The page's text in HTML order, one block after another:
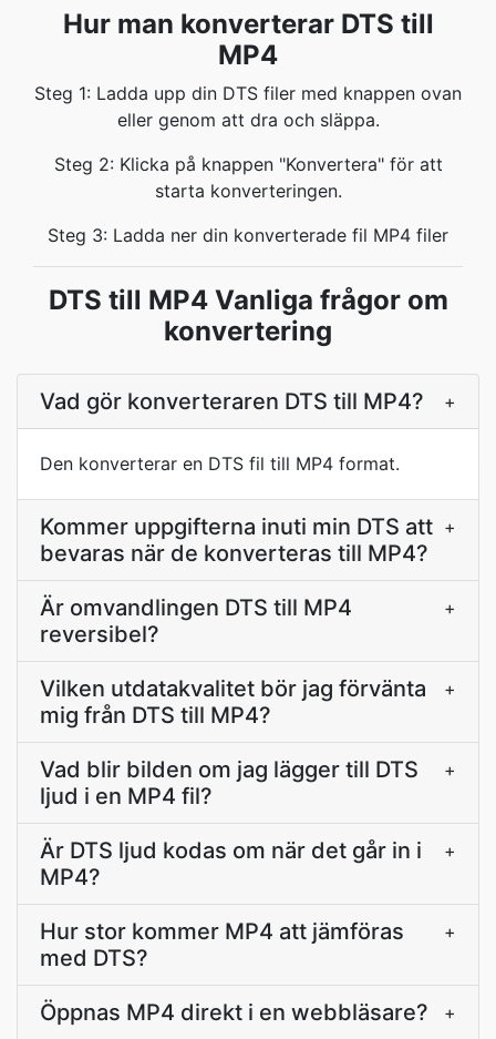
Hur man konverterar DTS till
MP4
Steg 1: Ladda upp din DTS filer med knappen ovan
eller genom att dra och släppa.
Steg 2: Klicka på knappen "Konvertera" för att
starta konverteringen.
Steg 3: Ladda ner din konverterade fil MP4 filer
DTS till MP4 Vanliga frågor om
konvertering
Vad gör konverteraren DTS till MP4? +
Den konverterar en DTS fil till MP4 format.
Kommer uppgifterna inuti min DTS att
bevaras när de konverteras till MP4?
+
Är omvandlingen DTS till MP4
reversibel?
+
Vilken utdatakvalitet bör jag förvänta
mig från DTS till MP4?
+
Vad blir bilden om jag lägger till DTS
ljud i en MP4 fil?
+
Är DTS ljud kodas om när det går in i
MP4?
+
Hur stor kommer MP4 att jämföras
med DTS?
+
Öppnas MP4 direkt i en webbläsare? +